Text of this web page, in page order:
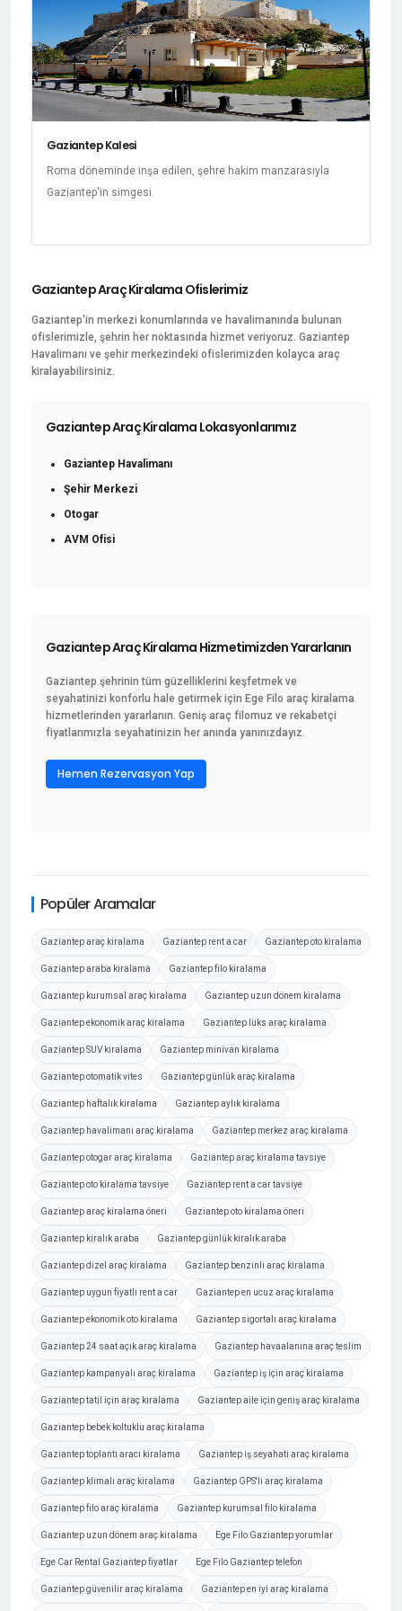
Gaziantep Kalesi
Roma döneminde inşa edilen, şehre hakim manzarasıyla
Gaziantep'in simgesi.
Gaziantep Araç Kiralama Ofislerimiz
Gaziantep'in merkezi konumlarında ve havalimanında bulunan
ofislerimizle, şehrin her noktasında hizmet veriyoruz. Gaziantep
Havalimanı ve şehir merkezindeki ofislerimizden kolayca araç
kiralayabilirsiniz.
Gaziantep Araç Kiralama Lokasyonlarımız
Gaziantep Havalimanı
Şehir Merkezi
Otogar
AVM Ofisi
Gaziantep Araç Kiralama Hizmetimizden Yararlanın
Gaziantep şehrinin tüm güzelliklerini keşfetmek ve
seyahatinizi konforlu hale getirmek için Ege Filo araç kiralama
hizmetlerinden yararlanın. Geniş araç filomuz ve rekabetçi
fiyatlarımızla seyahatinizin her anında yanınızdayız.
Hemen Rezervasyon Yap
Popüler Aramalar
Gaziantep araç kiralama Gaziantep rent a car Gaziantep oto kiralama
Gaziantep araba kiralama Gaziantep filo kiralama
Gaziantep kurumsal araç kiralama Gaziantep uzun dönem kiralama
Gaziantep ekonomik araç kiralama Gaziantep lüks araç kiralama
Gaziantep SUV kiralama Gaziantep minivan kiralama
Gaziantep otomatik vites Gaziantep günlük araç kiralama
Gaziantep haftalık kiralama Gaziantep aylık kiralama
Gaziantep havalimanı araç kiralama Gaziantep merkez araç kiralama
Gaziantep otogar araç kiralama Gaziantep araç kiralama tavsiye
Gaziantep oto kiralama tavsiye Gaziantep rent a car tavsiye
Gaziantep araç kiralama öneri Gaziantep oto kiralama öneri
Gaziantep kiralık araba Gaziantep günlük kiralık araba
Gaziantep dizel araç kiralama Gaziantep benzinli araç kiralama
Gaziantep uygun fiyatlı rent a car Gaziantep en ucuz araç kiralama
Gaziantep ekonomik oto kiralama Gaziantep sigortalı araç kiralama
Gaziantep 24 saat açık araç kiralama Gaziantep havaalanına araç teslim
Gaziantep kampanyalı araç kiralama Gaziantep iş için araç kiralama
Gaziantep tatil için araç kiralama Gaziantep aile için geniş araç kiralama
Gaziantep bebek koltuklu araç kiralama
Gaziantep toplantı aracı kiralama Gaziantep iş seyahati araç kiralama
Gaziantep klimalı araç kiralama Gaziantep GPS'li araç kiralama
Gaziantep filo araç kiralama Gaziantep kurumsal filo kiralama
Gaziantep uzun dönem araç kiralama Ege Filo Gaziantep yorumlar
Ege Car Rental Gaziantep fiyatlar Ege Filo Gaziantep telefon
Gaziantep güvenilir araç kiralama Gaziantep en iyi araç kiralama